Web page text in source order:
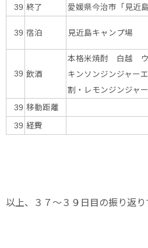
39 終了 愛媛県今治市「見近島
39 宿泊 見近島キャンプ場
39 飲酒
本格米焼酎 白越
キンソンジンジャー
割・レモンジンジャ
39 移動距離
39 経費
以上、３７～３９日目の振り返り